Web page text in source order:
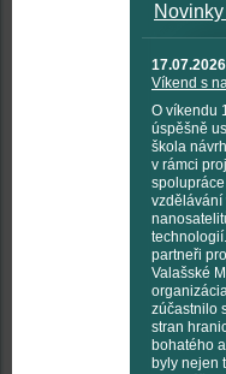
17.07.2026
Víkend s
O víkendu
úspěšně
škola
v rámci
vzdělávání
partneři
Valašské
zúčastnilo
stran
bohatého
byly nejen